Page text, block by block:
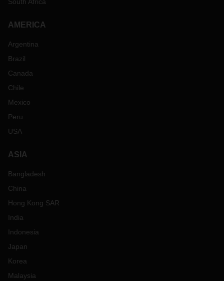
AMERICA
Argentina
Brazil
Canada
Chile
Mexico
Peru
USA
ASIA
Bangladesh
China
Hong Kong SAR
India
Indonesia
Japan
Korea
Malaysia